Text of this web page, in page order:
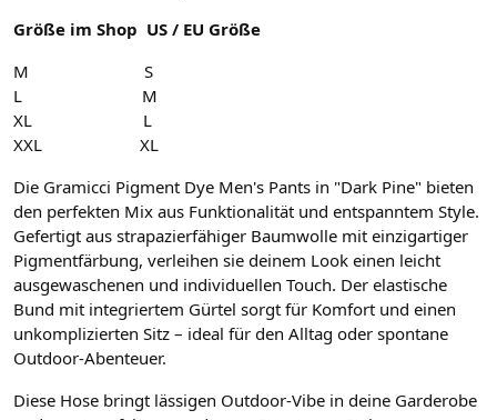
Größe im Shop US / EU Größe
M S
L M
XL L
XXL XL
Die Gramicci Pigment Dye Men's Pants in "Dark Pine" bieten
den perfekten Mix aus Funktionalität und entspanntem Style.
Gefertigt aus strapazierfähiger Baumwolle mit einzigartiger
Pigmentfärbung, verleihen sie deinem Look einen leicht
ausgewaschenen und individuellen Touch. Der elastische
Bund mit integriertem Gürtel sorgt für Komfort und einen
unkomplizierten Sitz – ideal für den Alltag oder spontane
Outdoor-Abenteuer.
Diese Hose bringt lässigen Outdoor-Vibe in deine Garderobe